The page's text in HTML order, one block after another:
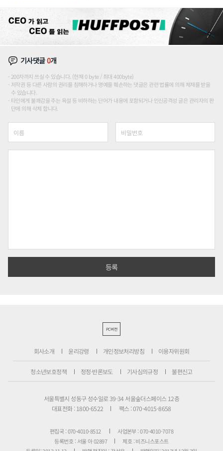
기사댓글0개
200자까지 쓰실 수 있습니다. (현재 0 byte / 최대 400byte)
저작권 등 다른 사람의 권리를 침해하거나 명예를 훼손하는 댓글은 관련 법률에 의해 제재를 받을
수 있습니다.
타인에게 불쾌감을 주는 욕설 등 비하하는 단어가 내용에 포함되거나 인신공격성 글은 관리자의 판
단에 의해 삭제 합니다.
PC버전
회사소개 윤리강령 개인정보처리방침 이용자위원회
청소년보호정책 정정·반론보도 기사심의규정 불편신고
서울특별시 성동구 성수일로 39-34 서울숲더스페이스 12층
대표전화 : 1800-6522
팩스 : 070-4015-8658
편집국 : 070-4010-8512
사업본부 : 070-4010-7078
등록번호 : 서울 아 02897
제호 : 비즈니스포스트